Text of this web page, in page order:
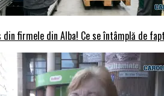
din firmele din Alba! Ce se întâmplă de